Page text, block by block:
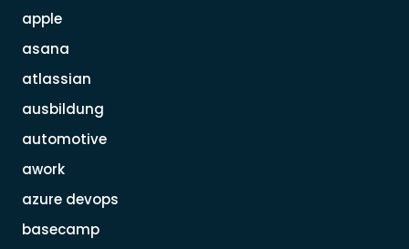
apple
asana
atlassian
ausbildung
automotive
awork
azure devops
basecamp